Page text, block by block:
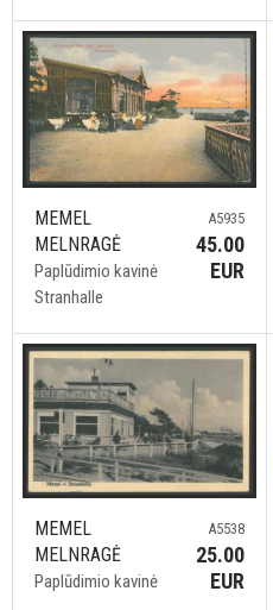
MEMEL
MELNRAGĖ
Paplūdimio kavinė
Stranhalle
A5935
45.00
EUR
MEMEL
MELNRAGĖ
Paplūdimio kavinė
A5538
25.00
EUR